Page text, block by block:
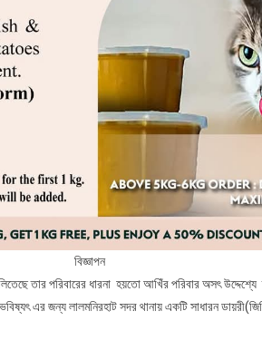
বিজ্ঞাপন
তার পরিবারের ধারনা হয়তো আখিঁর পরিবার অসৎ
এর জন্য লালমনিরহাট সদর থানায় একটি সাধারন